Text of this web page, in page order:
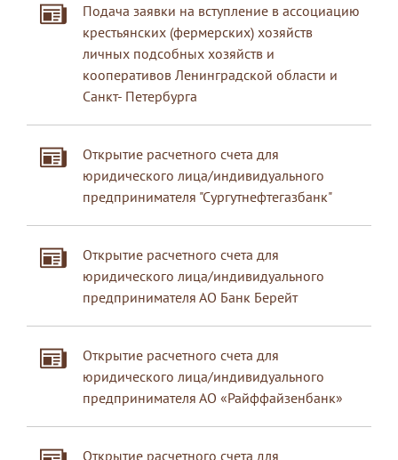
Подача заявки на вступление в ассоциацию
крестьянских (фермерских) хозяйств
личных подсобных хозяйств и
кооперативов Ленинградской области и
Санкт- Петербурга
Открытие расчетного счета для
юридического лица/индивидуального
предпринимателя "Сургутнефтегазбанк"
Открытие расчетного счета для
юридического лица/индивидуального
предпринимателя АО Банк Берейт
Открытие расчетного счета для
юридического лица/индивидуального
предпринимателя АО «Райффайзенбанк»
Открытие расчетного счета для